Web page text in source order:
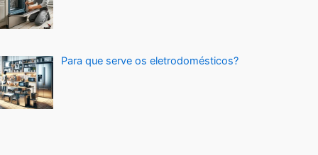
Para que serve os eletrodomésticos?